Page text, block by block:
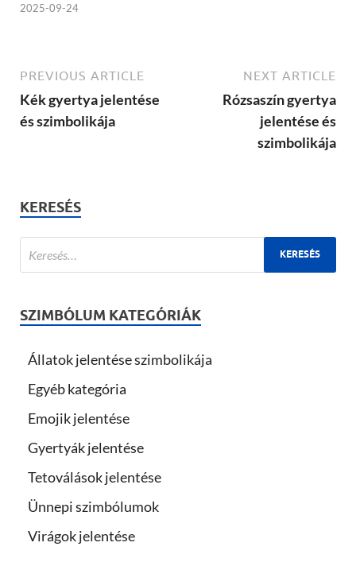
2025-09-24
PREVIOUS ARTICLE
Kék gyertya jelentése
és szimbolikája
NEXT ARTICLE
Rózsaszín gyertya
jelentése és
szimbolikája
KERESÉS
SZIMBÓLUM KATEGÓRIÁK
Állatok jelentése szimbolikája
Egyéb kategória
Emojik jelentése
Gyertyák jelentése
Tetoválások jelentése
Ünnepi szimbólumok
Virágok jelentése